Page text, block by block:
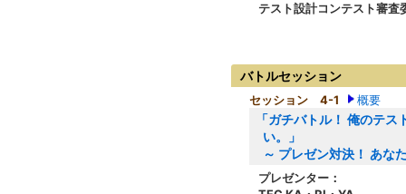
テスト設計コンテスト審査
バトルセッション
セッション 4-1 概要
「ガチバトル！ 俺のテ
い。」
～ プレゼン対決！ あな
プレゼンター：